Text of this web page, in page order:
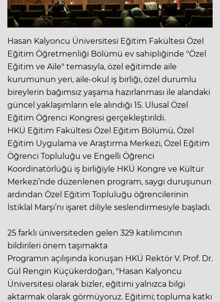
Hasan Kalyoncu Üniversitesi Eğitim Fakültesi Özel
Eğitim Öğretmenliği Bölümü ev sahipliğinde "Özel
Eğitim ve Aile" temasıyla, özel eğitimde aile
kurumunun yeri, aile-okul iş birliği, özel durumlu
bireylerin bağımsız yaşama hazırlanması ile alandaki
güncel yaklaşımların ele alındığı 15. Ulusal Özel
Eğitim Öğrenci Kongresi gerçekleştirildi.
HKÜ Eğitim Fakültesi Özel Eğitim Bölümü, Özel
Eğitim Uygulama ve Araştırma Merkezi, Özel Eğitim
Öğrenci Topluluğu ve Engelli Öğrenci
Koordinatörlüğü iş birliğiyle HKÜ Kongre ve Kültür
Merkezi’nde düzenlenen program, saygı duruşunun
ardından Özel Eğitim Topluluğu öğrencilerinin
İstiklal Marşı’nı işaret diliyle seslendirmesiyle başladı.
25 farklı üniversiteden gelen 329 katılımcının
bildirileri önem taşımakta
Programın açılışında konuşan HKÜ Rektör V. Prof. Dr.
Gül Rengin Küçükerdoğan, "Hasan Kalyoncu
Üniversitesi olarak bizler, eğitimi yalnızca bilgi
aktarmak olarak görmüyoruz. Eğitimi; topluma katkı